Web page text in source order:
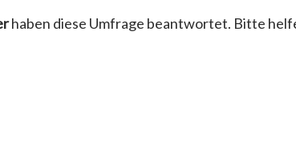
haben diese Umfrage beantwortet. Bitte